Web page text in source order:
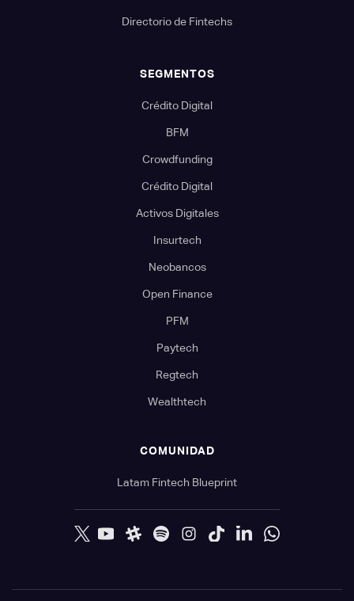
Directorio de Fintechs
SEGMENTOS
Crédito Digital
BFM
Crowdfunding
Crédito Digital
Activos Digitales
Insurtech
Neobancos
Open Finance
PFM
Paytech
Regtech
Wealthtech
COMUNIDAD
Latam Fintech Blueprint